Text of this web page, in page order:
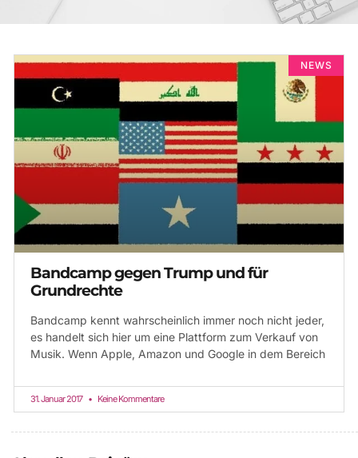
NEWS
Bandcamp gegen Trump und für
Grundrechte
Bandcamp kennt wahrscheinlich immer noch nicht jeder,
es handelt sich hier um eine Plattform zum Verkauf von
Musik. Wenn Apple, Amazon und Google in dem Bereich
31. Januar 2017 Keine Kommentare